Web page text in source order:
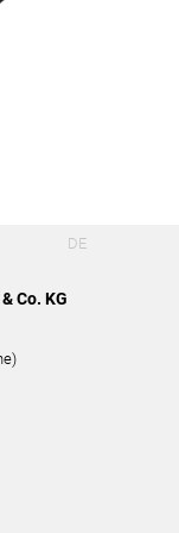
DE
Co. KG